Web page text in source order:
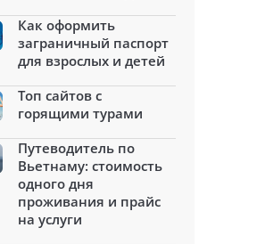
Как оформить
заграничный паспорт
для взрослых и детей
Топ сайтов с
горящими турами
Путеводитель по
Вьетнаму: стоимость
одного дня
проживания и прайс
на услуги